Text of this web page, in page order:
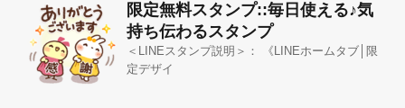
限定無料スタンプ::毎日使える♪気
持ち伝わるスタンプ
＜LINEスタンプ説明＞： 《LINEホームタブ│限
定デザイ